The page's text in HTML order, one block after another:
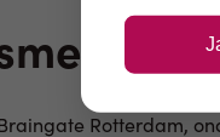
Rotterdam,